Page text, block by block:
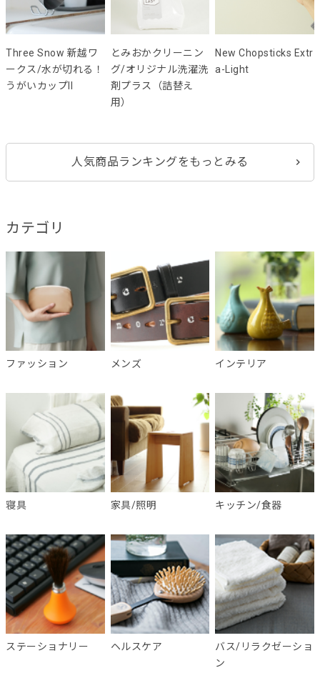
Three Snow 新越ワ
ークス/水が切れる！
うがいカップII
とみおかクリーニン
グ/オリジナル洗濯洗
剤プラス（詰替え
用）
New Chopsticks Extr
a-Light
人気商品ランキングをもっとみる
カテゴリ
ファッション メンズ インテリア
寝具 家具/照明 キッチン/食器
ステーショナリー ヘルスケア
バス/リラクゼーショ
ン